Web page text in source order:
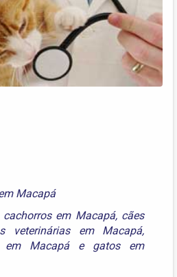
Macapá
cachorros em Macapá, cães
veterinárias em Macapá,
em Macapáe gatos em